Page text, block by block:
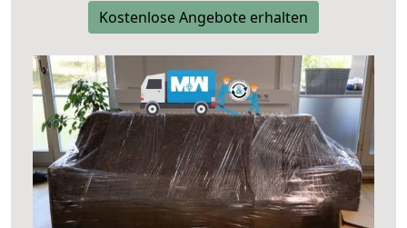
Kostenlose Angebote erhalten